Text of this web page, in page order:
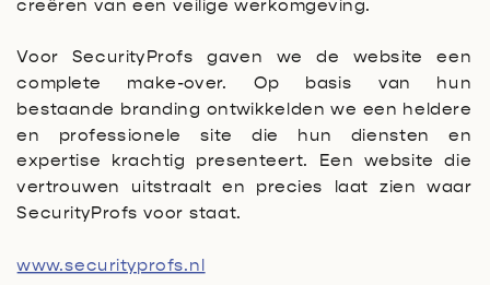
creëren van een veilige werkomgeving.
Voor SecurityProfs gaven we de website een
complete make-over. Op basis van hun
bestaande branding ontwikkelden we een heldere
en professionele site die hun diensten en
expertise krachtig presenteert. Een website die
vertrouwen uitstraalt en precies laat zien waar
SecurityProfs voor staat.
www.securityprofs.nl